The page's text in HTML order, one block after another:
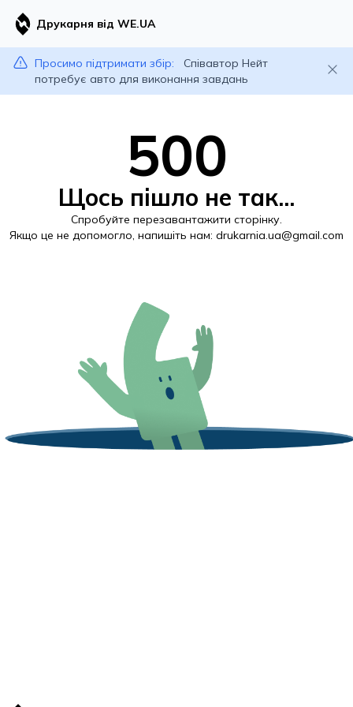
Друкарня від WE.UA
Просимо підтримати збір:
Співавтор Нейт
потребує авто для виконання завдань
500
Щось пішло не так...
Спробуйте перезавантажити сторінку.
Якщо це не допомогло, напишіть нам: drukarnia.ua@gmail.com